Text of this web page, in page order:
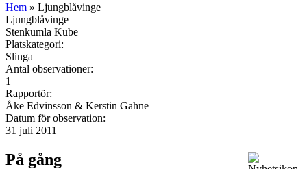
Hem » Ljungblåvinge
Ljungblåvinge
Stenkumla Kube
Platskategori:
Slinga
Antal observationer:
1
Rapportör:
Åke Edvinsson & Kerstin Gahne
Datum för observation:
31 juli 2011
På gång